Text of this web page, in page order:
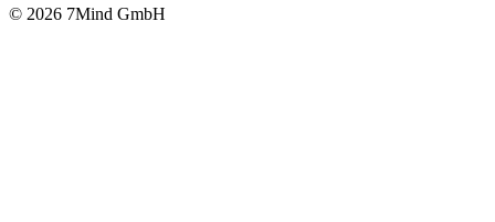
© 2026 7Mind GmbH